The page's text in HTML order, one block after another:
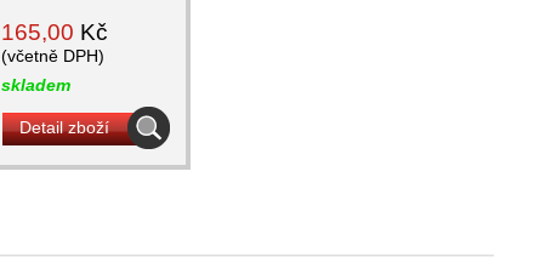
165,00 Kč
(včetně DPH)
skladem
Detail zboží